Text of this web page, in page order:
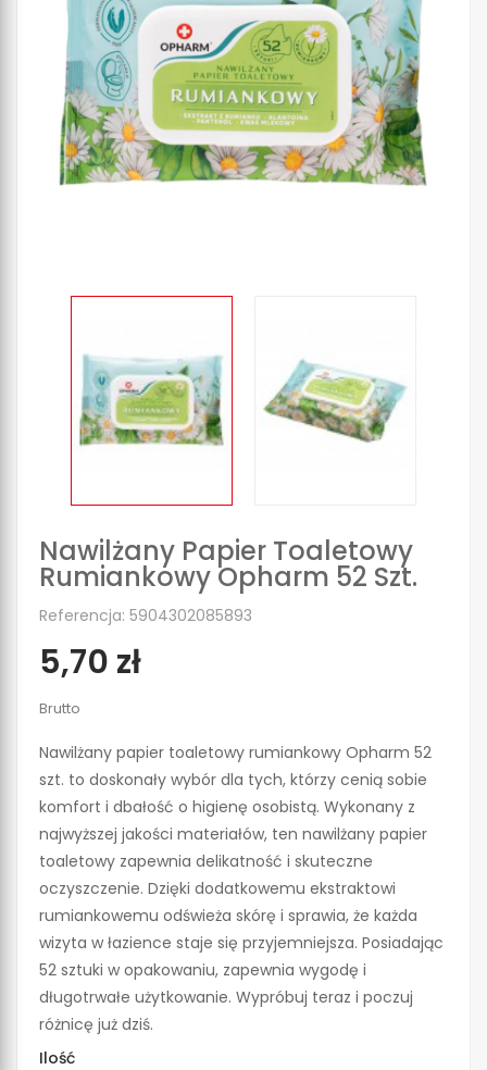
Nawilżany Papier Toaletowy
Rumiankowy Opharm 52 Szt.
Referencja: 5904302085893
5,70 zł
Brutto
Nawilżany papier toaletowy rumiankowy Opharm 52
szt. to doskonały wybór dla tych, którzy cenią sobie
komfort i dbałość o higienę osobistą. Wykonany z
najwyższej jakości materiałów, ten nawilżany papier
toaletowy zapewnia delikatność i skuteczne
oczyszczenie. Dzięki dodatkowemu ekstraktowi
rumiankowemu odświeża skórę i sprawia, że każda
wizyta w łazience staje się przyjemniejsza. Posiadając
52 sztuki w opakowaniu, zapewnia wygodę i
długotrwałe użytkowanie. Wypróbuj teraz i poczuj
różnicę już dziś.
Ilość